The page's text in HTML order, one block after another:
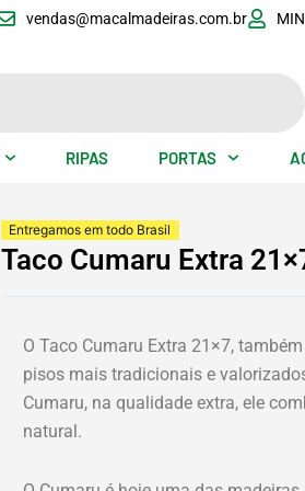
vendas@macalmadeiras.com.br
RIPAS PORTAS
Entregamos em todo Brasil
Taco Cumaru Extra
O Taco Cumaru Extra 21×7,
pisos mais tradicionais e
Cumaru, na qualidade extra, ele
natural.